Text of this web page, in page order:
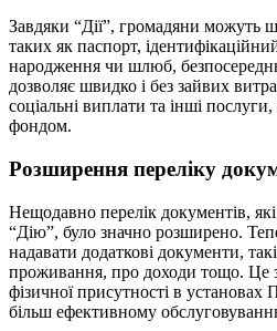
Завдяки “Дії”, громадяни можуть
таких як паспорт,
народження чи шлюб,
дозволяє швидко і без зайвих
соціальні виплати та інші
фондом.
Розширення переліку
Нещодавно перелік документів,
“Дію”, було значно розширено.
надавати додаткові документи,
проживання, про доходи тощо. Це
фізичної присутності в
більш ефективному